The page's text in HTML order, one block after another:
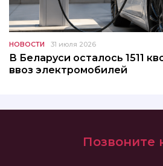
НОВОСТИ 31 июля 2026
В Беларуси осталось 1511
ввоз электромобилей
Позвоните